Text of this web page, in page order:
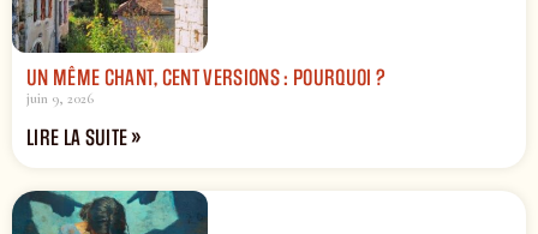
UN MÊME CHANT, CENT VERSIONS : POURQUOI ?
juin 9, 2026
LIRE LA SUITE »